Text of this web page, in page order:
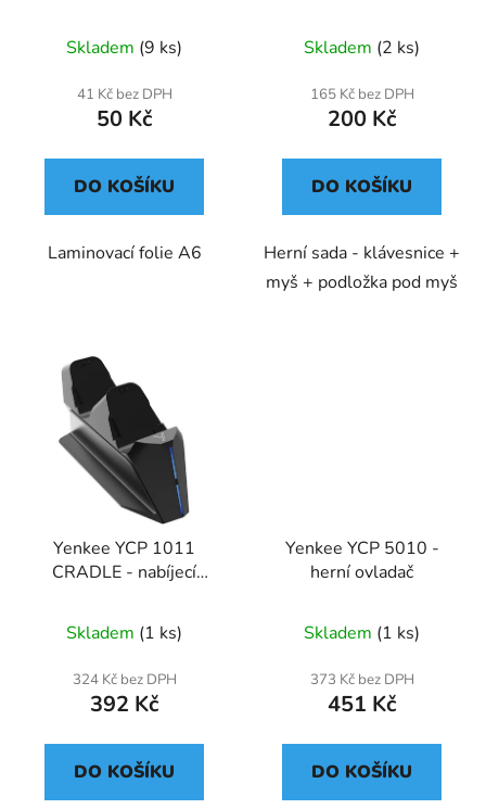
Skladem (9 ks)
41 Kč bez DPH
50 Kč
DO KOŠÍKU
Laminovací folie A6
Skladem (2 ks)
165 Kč bez DPH
200 Kč
DO KOŠÍKU
Herní sada - klávesnice +
myš + podložka pod myš
Yenkee YCP 1011
CRADLE - nabíjecí
ovladače
Skladem (1 ks)
324 Kč bez DPH
392 Kč
DO KOŠÍKU
Yenkee YCP 5010 -
herní ovladač
Skladem (1 ks)
373 Kč bez DPH
451 Kč
DO KOŠÍKU